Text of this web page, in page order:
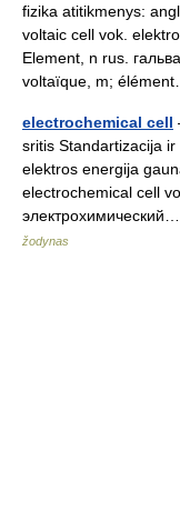
fizika atitikmenys:
voltaic cell vok.
Element, n rus.
voltaïque, m;
electrochemical cell
sritis Standartizacija
elektros energija
electrochemical cell
žodynas